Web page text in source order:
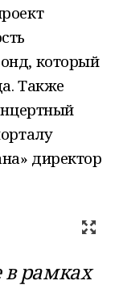
который
Также
директор
рамках